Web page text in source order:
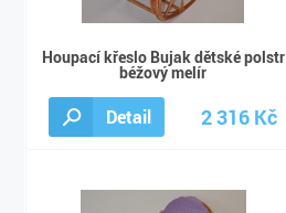
Houpací křeslo Bujak dětské polstr
béžový melír
Detail 2 316 Kč